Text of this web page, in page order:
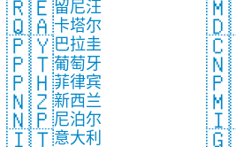
🇷🇪留尼汪
🇶🇦卡塔尔
🇵🇾巴拉圭
🇵🇹葡萄牙
🇵🇭菲律宾
🇳🇿新西兰
🇳🇵尼泊尔
🇮🇹意大利